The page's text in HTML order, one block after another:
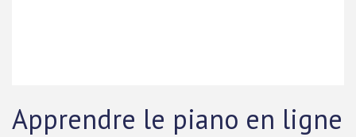
Apprendre le piano en ligne